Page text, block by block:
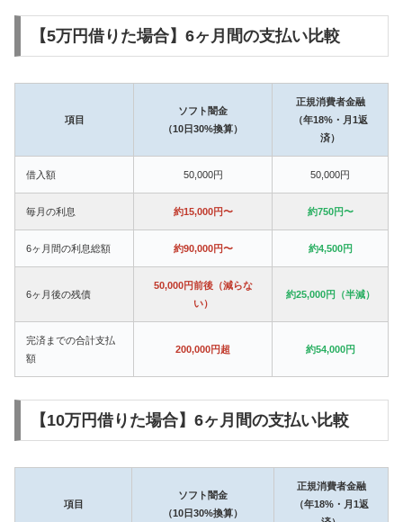
【5万円借りた場合】6ヶ月間の支払い比較
項目
ソフト闇金
（10日30%換算）
正規消費者金融
（年18%・月1返
済）
借入額 50,000円 50,000円
毎月の利息 約15,000円〜 約750円〜
6ヶ月間の利息総額 約90,000円〜 約4,500円
6ヶ月後の残債
50,000円前後（減らな
い）
約25,000円（半減）
完済までの合計支払
額
200,000円超 約54,000円
【10万円借りた場合】6ヶ月間の支払い比較
項目
ソフト闇金
（10日30%換算）
正規消費者金融
（年18%・月1返